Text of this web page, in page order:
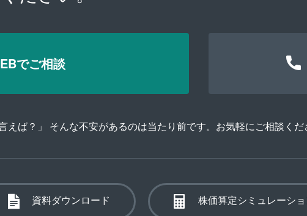
でご相談
えば？」 そんな不安があるのは当たり前です。お気軽にご相談くだ
資料ダウンロード 株価算定シミュレーシ